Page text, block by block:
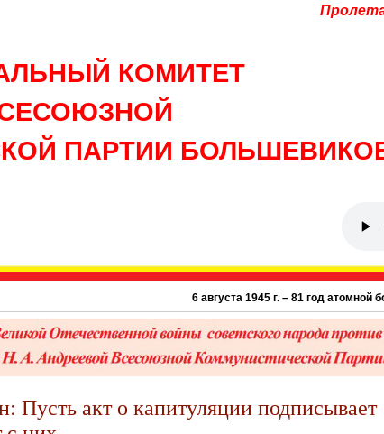
КОМИТЕТ
ПАРТИИ
6 августа 1945 г. – 81 год атомной
Пусть акт о капитуляции подписывает